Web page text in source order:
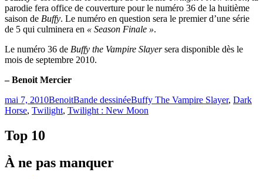
parodie fera office de couverture pour le numéro 36 de la huitième
saison de Buffy. Le numéro en question sera le premier d’une série
de 5 qui culminera en « Season Finale ».
Le numéro 36 de Buffy the Vampire Slayersera disponible dès le
mois de septembre 2010.
– Benoit Mercier
Publié
le
mai 7, 2010BenoitCatégories
Bande dessinéeÉtiquettes
Buffy The Vampire Slayer, Dark
Horse, Twilight, Twilight : New Moon
Top 10
À ne pas manquer